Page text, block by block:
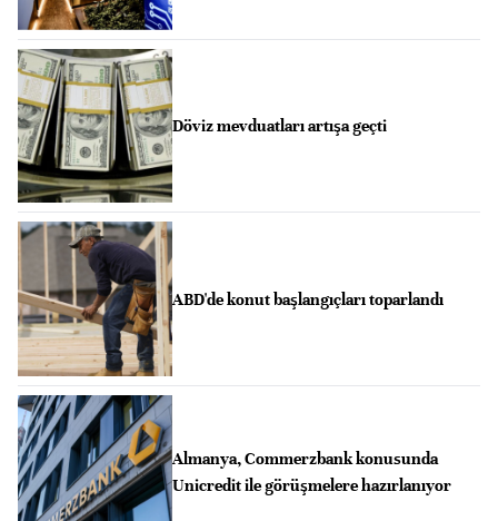
Döviz mevduatları artışa geçti
ABD'de konut başlangıçları toparlandı
Almanya, Commerzbank konusunda
Unicredit ile görüşmelere hazırlanıyor